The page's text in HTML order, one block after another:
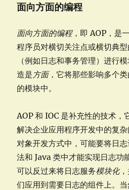
面向方面的编程
面向方面的编程，即 AOP，是
程序员对横切关注点或横切典
（例如日志和事务管理）进行
造是方面，它将那些影响多个
的模块中。
AOP 和 IOC 是补充性的技术，
解决企业应用程序开发中的复
对象开发方式中，可能要将日
法和 Java 类中才能实现日志功
可以反过来将日志服务模块化
们应用到需要日志的组件上。